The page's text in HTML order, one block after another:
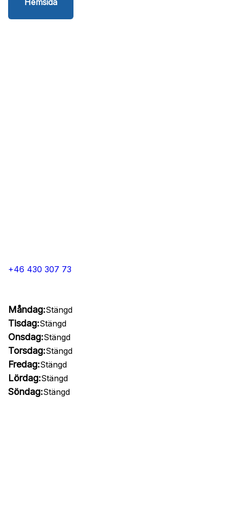
Hemsida
+46 430 307 73
Måndag:Stängd
Tisdag:Stängd
Onsdag:Stängd
Torsdag:Stängd
Fredag:Stängd
Lördag:Stängd
Söndag:Stängd